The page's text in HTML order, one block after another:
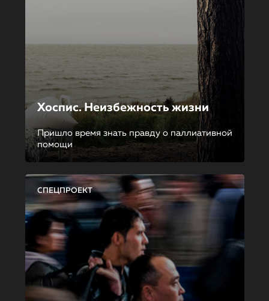
Хоспис. Неизбежность жизни
Пришло время знать правду о паллиативной
помощи
СПЕЦПРОЕКТ